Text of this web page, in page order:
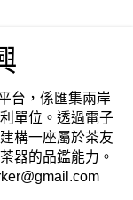
台，係匯集兩岸
單位。透過電子
構一座屬於茶友
器的品鑑能力。